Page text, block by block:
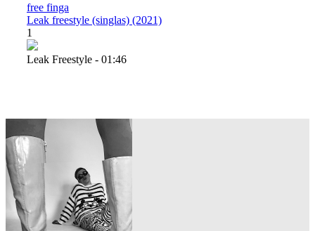
free finga
Leak freestyle (singlas) (2021)
1
Leak Freestyle - 01:46